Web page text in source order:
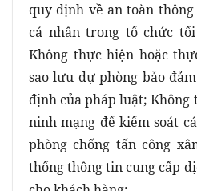
quy định về an toàn
cá nhân trong tổ chức
Không thực hiện hoặc
sao lưu dự phòng bảo
định của pháp luật;
ninh mạng để kiểm soát
phòng chống tấn công
thống thông tin cung cấp